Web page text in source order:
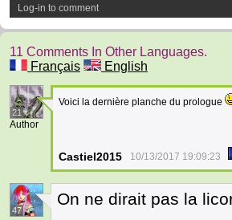
Log-in to comment
11 Comments In Other Languages.
Français
English
21
Author
Voici la dernière planche du prologue
Castiel2015 10/13/2017 19:09:23
47
On ne dirait pas la